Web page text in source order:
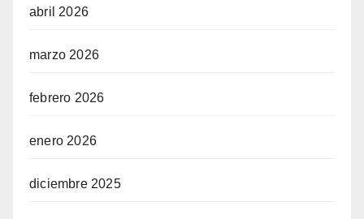
abril 2026
marzo 2026
febrero 2026
enero 2026
diciembre 2025